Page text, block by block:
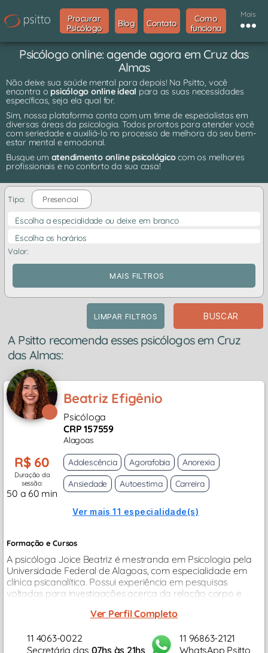
Procurar
Psicólogo
Blog Contato
Como
funciona
Mais
Psicólogo online: agende agora em Cruz das
Almas
Não deixe sua saúde mental para depois! Na Psitto, você
encontra o psicólogo online ideal para as suas necessidades
específicas, seja ela qual for.
Sim, nossa plataforma conta com um time de especialistas em
diversas áreas da psicologia. Todos prontos para atender você
com seriedade e auxiliá-lo no processo de melhora do seu bem-
estar mental e emocional.
Busque um atendimento online psicológicocom os melhores
profissionais e no conforto da sua casa!
Tipo: Presencial
Escolha a especialidade ou deixe em branco
Escolha os horários
Valor:
MAIS FILTROS
LIMPAR FILTROS BUSCAR
A Psitto recomenda esses psicólogos em Cruz
das Almas:
Beatriz Efigênio
Psicóloga
CRP 157559
Alagoas
R$ 60
Duração da
sessão:
50 a 60 min
Adolescência Agorafobia
Anorexia
Ansiedade
Autoestima Carreira
Ver mais 11 especialidade(s)
Formação e Cursos
A psicóloga Joice Beatriz é mestranda em Psicologia pela
Universidade Federal de Alagoas, com especialidade em
clínica psicanalítica. Possui experiência em pesquisas
voltadas para investigações acerca da relação corpo e
Ver Perfil Completo
11 4063-0022
Secretária das 07hs às 21hs
11 96863-2121
WhatsApp Psitto